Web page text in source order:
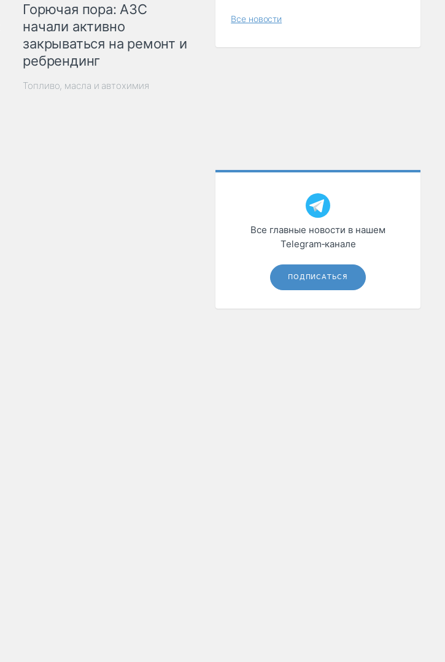
Горючая пора: АЗС
начали активно
закрываться на ремонт и
ребрендинг
Топливо, масла и автохимия
Все новости
Все главные новости в нашем
Telegram‑канале
ПОДПИСАТЬСЯ